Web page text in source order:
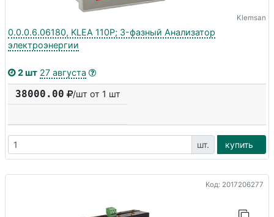
Klemsan
0.0.0.6.06180, KLEA 110P; 3-фазный Анализатор
электроэнергии
2 шт 27 августа
38000.00 /шт от 1 шт
шт. купить
Код: 2017206277